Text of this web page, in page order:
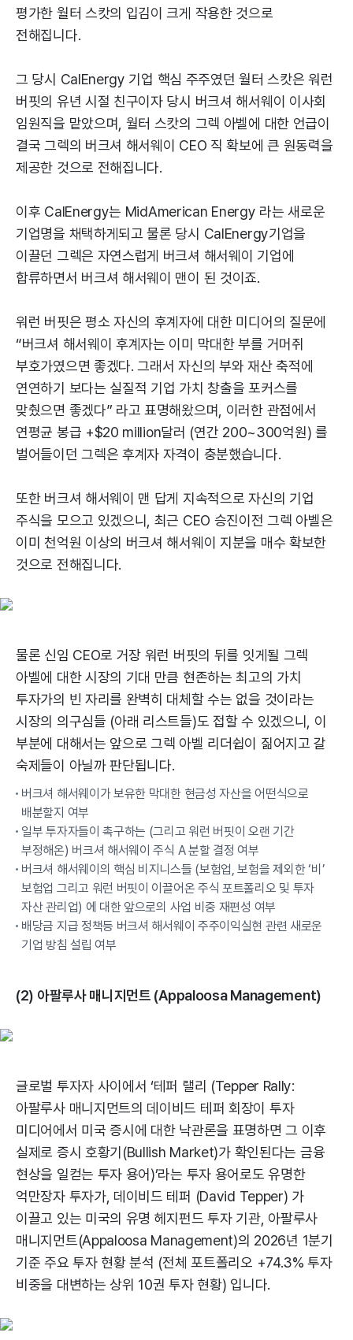
평가한 월터 스캇의 입김이 크게 작용한 것으로
전해집니다.
그 당시 CalEnergy 기업 핵심 주주였던 월터 스캇은 워런
버핏의 유년 시절 친구이자 당시 버크셔 해서웨이 이사회
임원직을 맡았으며, 월터 스캇의 그렉 아벨에 대한 언급이
결국 그렉의 버크셔 해서웨이 CEO 직 확보에 큰 원동력을
제공한 것으로 전해집니다.
이후 CalEnergy는 MidAmerican Energy 라는 새로운
기업명을 채택하게되고 물론 당시 CalEnergy기업을
이끌던 그렉은 자연스럽게 버크셔 해서웨이 기업에
합류하면서 버크셔 해서웨이 맨이 된 것이죠.
워런 버핏은 평소 자신의 후계자에 대한 미디어의 질문에
“버크셔 해서웨이 후계자는 이미 막대한 부를 거머쥐
부호가였으면 좋겠다. 그래서 자신의 부와 재산 축적에
연연하기 보다는 실질적 기업 가치 창출을 포커스를
맞췄으면 좋겠다” 라고 표명해왔으며, 이러한 관점에서
연평균 봉급 +$20 million달러 (연간 200~300억원) 를
벌어들이던 그렉은 후계자 자격이 충분했습니다.
또한 버크셔 해서웨이 맨 답게 지속적으로 자신의 기업
주식을 모으고 있겠으니, 최근 CEO 승진이전 그렉 아벨은
이미 천억원 이상의 버크셔 해서웨이 지분을 매수 확보한
것으로 전해집니다.
물론 신임 CEO로 거장 워런 버핏의 뒤를 잇게될 그렉
아벨에 대한 시장의 기대 만큼 현존하는 최고의 가치
투자가의 빈 자리를 완벽히 대체할 수는 없을 것이라는
시장의 의구심들 (아래 리스트들)도 접할 수 있겠으니, 이
부분에 대해서는 앞으로 그렉 아벨 리더쉽이 짊어지고 갈
숙제들이 아닐까 판단됩니다.
버크셔 해서웨이가 보유한 막대한 현금성 자산을 어떤식으로
배분할지 여부
일부 투자자들이 촉구하는 (그리고 워런 버핏이 오랜 기간
부정해온) 버크셔 해서웨이 주식 A 분할 결정 여부
버크셔 해서웨이의 핵심 비지니스들 (보험업, 보험을 제외한 ‘비’
보험업 그리고 워런 버핏이 이끌어온 주식 포트폴리오 및 투자
자산 관리업) 에 대한 앞으로의 사업 비중 재편성 여부
배당금 지급 정책등 버크셔 해서웨이 주주이익실현 관련 새로운
기업 방침 설립 여부
(2) 아팔루사 매니지먼트 (Appaloosa Management)
글로벌 투자자 사이에서 ‘테퍼 랠리 (Tepper Rally:
아팔루사 매니지먼트의 데이비드 테퍼 회장이 투자
미디어에서 미국 증시에 대한 낙관론을 표명하면 그 이후
실제로 증시 호황기(Bullish Market)가 확인된다는 금융
현상을 일컫는 투자 용어)’라는 투자 용어로도 유명한
억만장자 투자가, 데이비드 테퍼 (David Tepper) 가
이끌고 있는 미국의 유명 헤지펀드 투자 기관, 아팔루사
매니지먼트(Appaloosa Management)의 2026년 1분기
기준 주요 투자 현황 분석 (전체 포트폴리오 +74.3% 투자
비중을 대변하는 상위 10권 투자 현황) 입니다.